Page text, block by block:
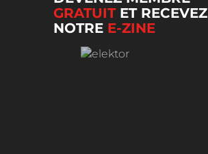
GRATUITET RECEVEZ
NOTRE E-ZINE